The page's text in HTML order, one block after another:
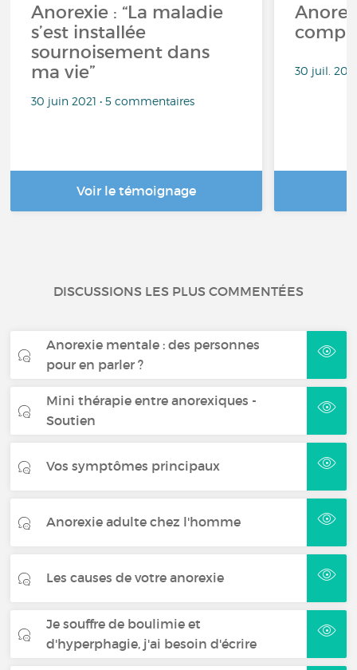
Anorexie : “La maladie
s’est installée
sournoisement dans
ma vie”
30 juin 2021 • 5 commentaires
Voir le témoignage
30 juil.
DISCUSSIONS LES PLUS COMMENTÉES
Anorexie mentale : des personnes
pour en parler ?
Mini thérapie entre anorexiques -
Soutien
Vos symptômes principaux
Anorexie adulte chez l'homme
Les causes de votre anorexie
Je souffre de boulimie et
d'hyperphagie, j'ai besoin d'écrire